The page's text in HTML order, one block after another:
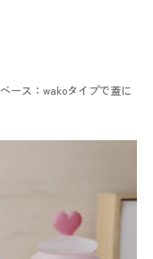
ベース：wakoタイプで蓋に